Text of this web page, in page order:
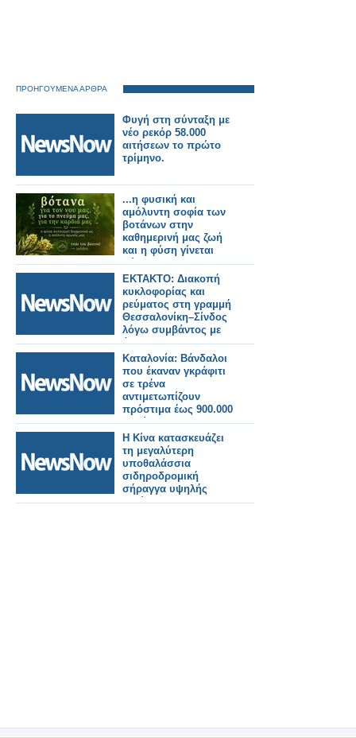
ΠΡΟΗΓΟΥΜΕΝΑ ΑΡΘΡΑ
Φυγή στη σύνταξη με
νέο ρεκόρ 58.000
αιτήσεων το πρώτο
τρίμηνο.
...η φυσική και
αμόλυντη σοφία των
βοτάνων στην
καθημερινή μας ζωή
και η φύση γίνεται
σύμμαχος του νου και
της ψυχής μας!
ΕΚΤΑΚΤΟ: Διακοπή
κυκλοφορίας και
ρεύματος στη γραμμή
Θεσσαλονίκη–Σίνδος
λόγω συμβάντος με
άτομο.
Καταλονία: Βάνδαλοι
που έκαναν γκράφιτι
σε τρένα
αντιμετωπίζουν
πρόστιμα έως 900.000
ευρώ!
Η Κίνα κατασκευάζει
τη μεγαλύτερη
υποθαλάσσια
σιδηροδρομική
σήραγγα υψηλής
ταχύτητας στον